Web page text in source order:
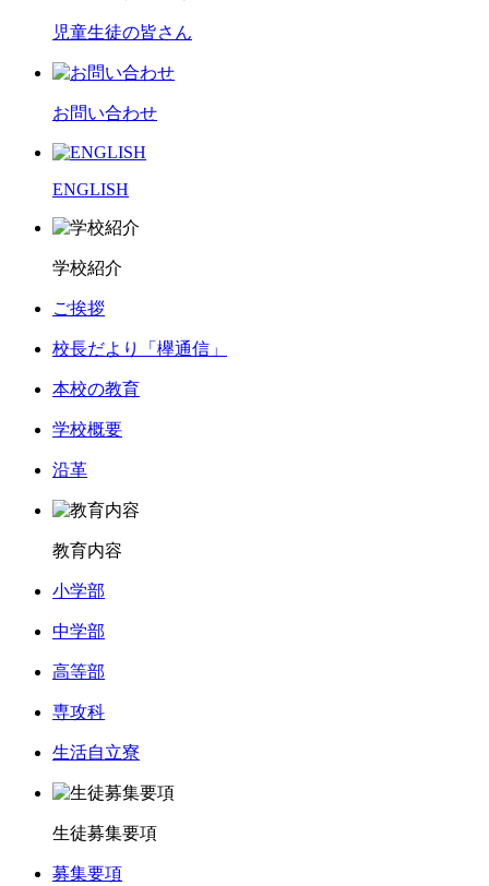
児童生徒の皆さん
お問い合わせ
ENGLISH
学校紹介
ご挨拶
校長だより「欅通信」
本校の教育
学校概要
沿革
教育内容
小学部
中学部
高等部
専攻科
生活自立寮
生徒募集要項
募集要項